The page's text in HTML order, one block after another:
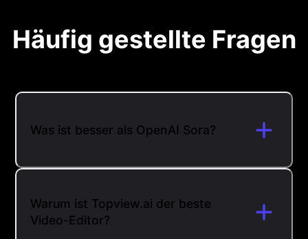
Häufig gestellte Fragen
Was ist besser als OpenAI Sora?
Warum ist Topview.ai der beste
Video-Editor?